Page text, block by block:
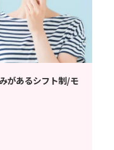
があるシフト制/モ